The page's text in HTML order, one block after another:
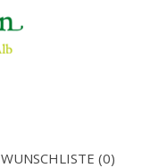
WUNSCHLISTE (0)